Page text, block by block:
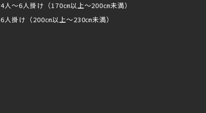
4人～6人掛け（170㎝以上～200㎝未満）
6人掛け（200㎝以上～230㎝未満）